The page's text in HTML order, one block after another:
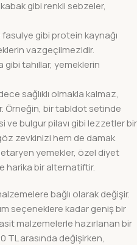
gibi renkli sebzeler,
gibi protein kaynağı
vazgeçilmezidir.
tahıllar, yemeklerin
sağlıklı olmakla kalmaz,
Örneğin, bir tabldot setinde
bulgur pilavı gibi lezzetler bir
zevkinizi hem de damak
yemekler, özel diyet
harika bir alternatiftir.
bağlı olarak değişir.
seçeneklere kadar geniş bir
malzemelerle hazırlanan bir
arasında değişirken,